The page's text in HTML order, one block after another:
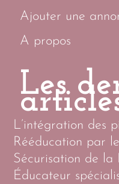
Ajouter une
A propos
Les
L’intégration des
Rééducation par
Sécurisation de la
Éducateur